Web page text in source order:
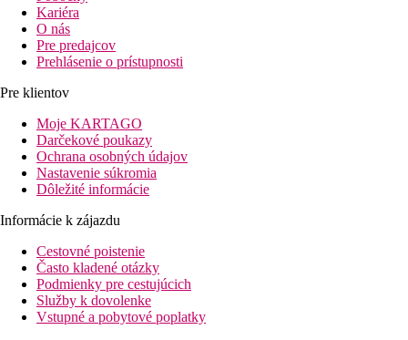
Kariéra
O nás
Pre predajcov
Prehlásenie o prístupnosti
Pre klientov
Moje KARTAGO
Darčekové poukazy
Ochrana osobných údajov
Nastavenie súkromia
Dôležité informácie
Informácie k zájazdu
Cestovné poistenie
Často kladené otázky
Podmienky pre cestujúcich
Služby k dovolenke
Vstupné a pobytové poplatky